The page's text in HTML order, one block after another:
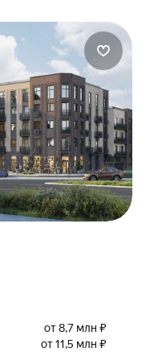
от 8,7 млн ₽
от 11,5 млн ₽